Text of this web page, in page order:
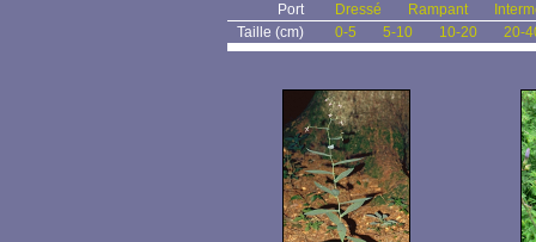
Port
Dressé Rampant
Taille (cm)
0-5 5-10 10-20 20-